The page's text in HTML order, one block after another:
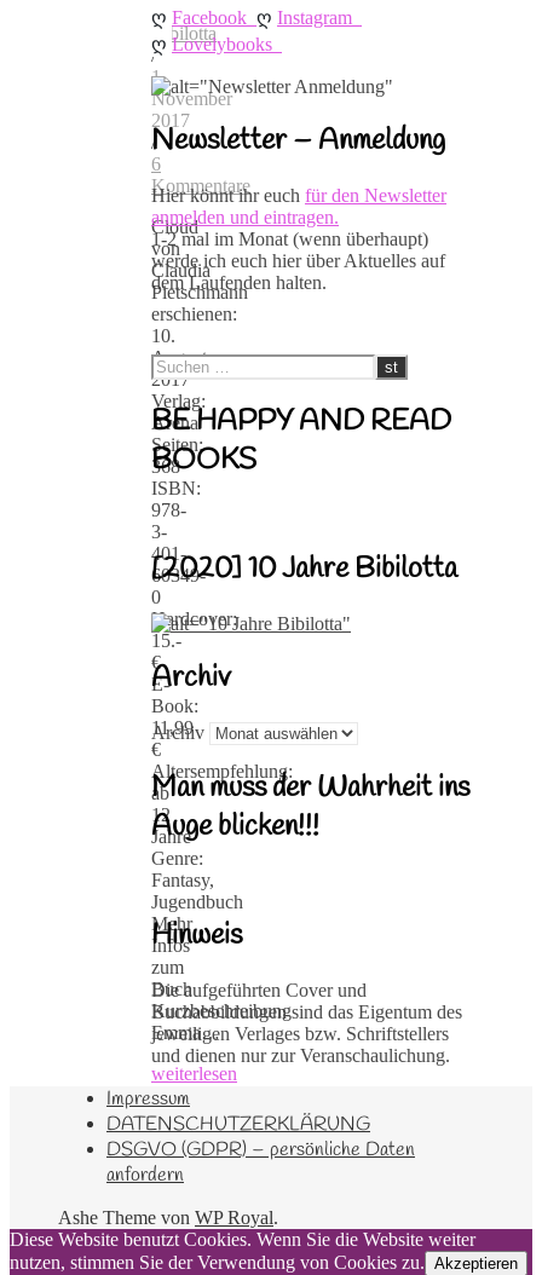
Bibilotta
/
1.
November
2017
/
6
Kommentare
Cloud
von
Claudia
Pietschmann
erschienen:
10.
August
2017
Verlag:
Arena
Seiten:
368
ISBN:
978-
3-
401-
60349-
0
Hardcover:
15.-
€
E-
Book:
11,99
€
Altersempfehlung:
ab
12
Jahre
Genre:
Fantasy,
Jugendbuch
Mehr
Infos
zum
Buch
Kurzbeschreibung
Emma…
weiterlesen
ღ Facebook ღ Instagram
ღ Lovelybooks
Newsletter – Anmeldung
Hier könnt ihr euch für den Newsletter
anmelden und eintragen.
1-2 mal im Monat (wenn überhaupt)
werde ich euch hier über Aktuelles auf
dem Laufenden halten.
BE HAPPY AND READ
BOOKS
[2020] 10 Jahre Bibilotta
Archiv
Archiv
Man muss der Wahrheit ins
Auge blicken!!!
Hinweis
Die aufgeführten Cover und
Buchabbildungen sind das Eigentum des
jeweiligen Verlages bzw. Schriftstellers
und dienen nur zur Veranschaulichung.
Impressum
DATENSCHUTZERKLÄRUNG
DSGVO (GDPR) – persönliche Daten
anfordern
Ashe Theme von WP Royal.
Diese Website benutzt Cookies. Wenn Sie die Website weiter
nutzen, stimmen Sie der Verwendung von Cookies zu. Akzeptieren